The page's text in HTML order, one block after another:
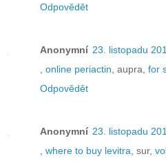
Odpovědět
Anonymní 23. listopadu
online periactin , aupra, for
Odpovědět
Anonymní 23. listopadu
where to buy levitra , sur,